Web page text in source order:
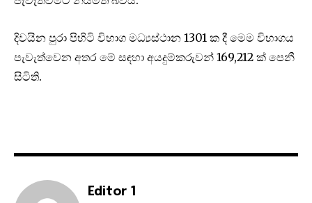
දිවයින පුරා පිහිටි විභාග මධ්‍යස්ථාන 1301 ක දී මෙම විභාගය
පැවැත්වෙන අතර මේ සඳහා අයදුම්කරුවන් 169,212 ක් පෙනී
සිටිති.
Editor 1